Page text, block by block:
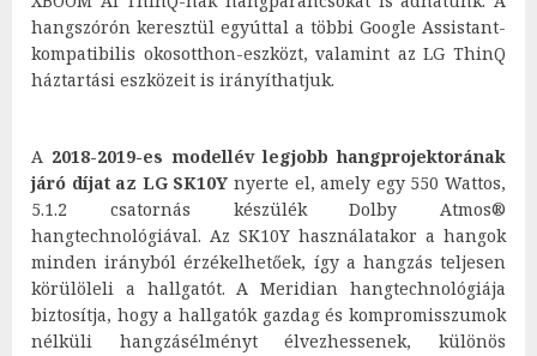
hangszórón keresztül egyúttal a többi Google Assistant-
kompatibilis okosotthon-eszközt, valamint az LG ThinQ
háztartási eszközeit is irányíthatjuk.
A 2018-2019-es modellév legjobb hangprojektorának
járó díjat az LG SK10Y nyerte el, amely egy 550 Wattos,
5.1.2 csatornás készülék Dolby Atmos®
hangtechnológiával. Az SK10Y használatakor a hangok
minden irányból érzékelhetőek, így a hangzás teljesen
körülöleli a hallgatót. A Meridian hangtechnológiája
biztosítja, hogy a hallgatók gazdag és kompromisszumok
nélküli hangzásélményt élvezhessenek, különös